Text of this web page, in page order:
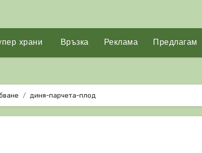
храни Връзка Реклама Предлагам
диня-парчета-плод